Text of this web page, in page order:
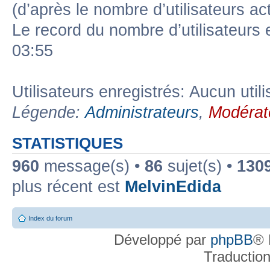
(d’après le nombre d’utilisateurs
Le record du nombre
03:55
Utilisateurs enregistrés: Aucun
Légende:Administrateurs,
STATISTIQUES
960 message(s) • 86 sujet(s) •
plus récent est MelvinEdida
Index du forum
Développé par phpBB®